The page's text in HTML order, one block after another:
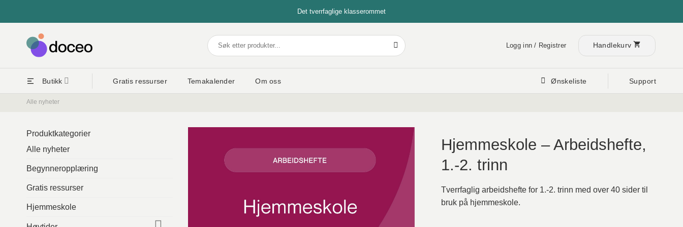
Det tverrfaglige klasserommet
Søk
etter:
Logg inn / Registrer Handlekurv
Butikk Gratis ressurser Temakalender Om oss Ønskeliste Support
Alle nyheter
Produktkategorier
Alle nyheter
Begynneropplæring
Gratis ressurser
Hjemmeskole
Hjemmeskole – Arbeidshefte,
1.-2. trinn
Tverrfaglig arbeidshefte for 1.-2. trinn med over 40 sider til
bruk på hjemmeskole.